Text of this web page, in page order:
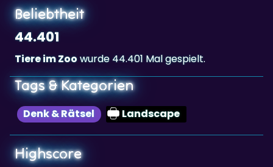
Beliebtheit
44.401
Tiere im Zoowurde 44.401 Mal gespielt.
Tags & Kategorien
Denk & Rätsel Landscape
Highscore